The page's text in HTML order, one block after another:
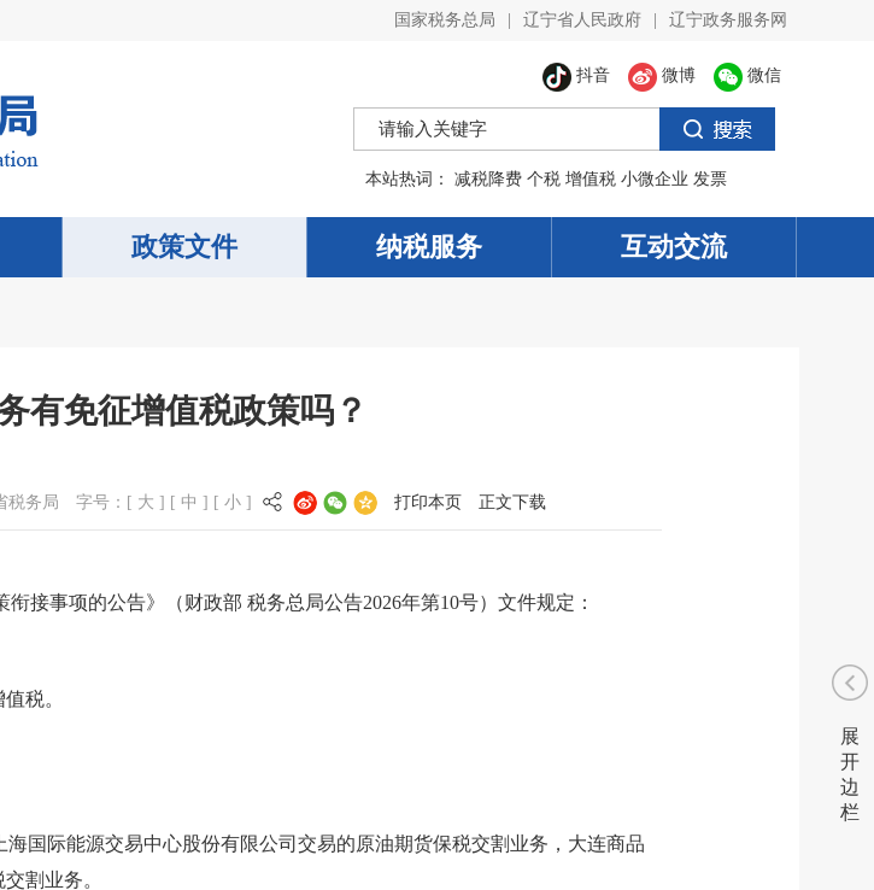
国家税务总局 辽宁省人民政府 辽宁政务服务网
抖音 微博 微信
本站热词： 减税降费 个税 增值税 小微企业 发票
政策文件 纳税服务 互动交流
有免征增值税政策吗？
税务局 字号：[ 大 ] [ 中 ] [ 小 ] 打印本页 正文下载
接事项的公告》（财政部 税务总局公告2026年第10号）文件规定：
税。
国际能源交易中心股份有限公司交易的原油期货保税交割业务，大连商品
割业务。
展
开
边
栏